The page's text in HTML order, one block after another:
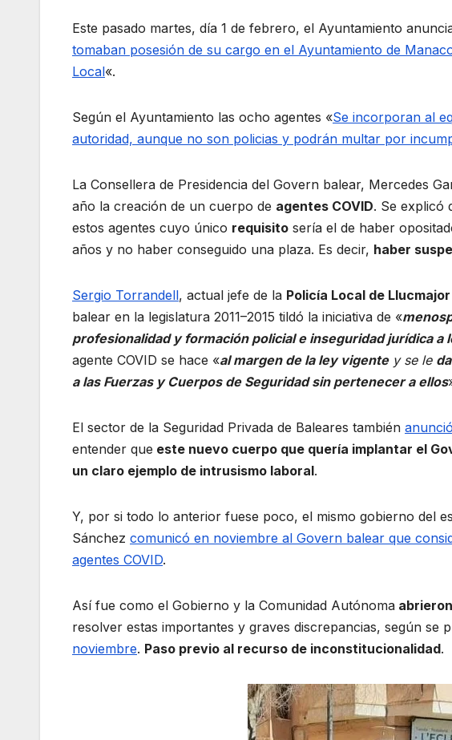
Este pasado martes, día 1 de febrero, el Ayuntamiento
tomaban posesión de su cargo en el Ayuntamiento de
Local«.
Según el Ayuntamiento las ocho agentes «Se incorporan al
autoridad, aunque no son policias y podrán multar por
La Consellera de Presidencia del Govern balear, Mercedes
año la creación de un cuerpo de agentes COVID. Se explicó
estos agentes cuyo único requisito sería el de haber
años y no haber conseguido una plaza. Es decir, haber
Sergio Torrandell, actual jefe de la Policía Local de Llucmajor
balear en la legislatura 2011–2015 tildó la iniciativa de «
profesionalidad y formación policial e inseguridad jurídica a
agente COVID se hace «al margen de la ley vigentey se le
a las Fuerzas y Cuerpos de Seguridad sin pertenecer a ellos
El sector de la Seguridad Privada de Baleares también
entender que este nuevo cuerpo que quería implantar el
un claro ejemplo de intrusismo laboral.
Y, por si todo lo anterior fuese poco, el mismo gobierno del
Sánchez comunicó en noviembre al Govern balear que
agentes COVID.
Así fue como el Gobierno y la Comunidad Autónoma
resolver estas importantes y graves discrepancias, según se
noviembre. Paso previo al recurso de inconstitucionalidad.